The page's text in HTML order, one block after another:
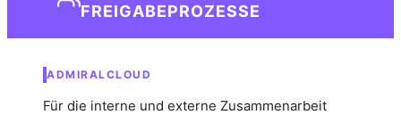
FREIGABEPROZESSE
ADMIRALCLOUD
Für die interne und externe Zusammenarbeit